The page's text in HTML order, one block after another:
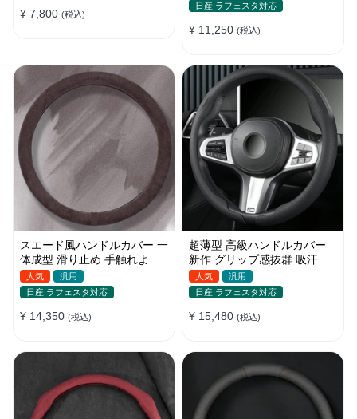
¥ 7,800 (税込)
日産 ラフェスタ対応
¥ 11,250 (税込)
スエード風ハンドルカバー 一
体成型 滑り止め 手触れよし
吸汗 高級感 四季汎用
35~38CM
人気
汎用
日産 ラフェスタ対応
¥ 14,350 (税込)
超薄型 高級ハンドルカバー
新作 グリップ感抜群 吸汗速
乾 スエード ナパレザー 通年
使用 37~38CM
人気
汎用
日産 ラフェスタ対応
¥ 15,480 (税込)